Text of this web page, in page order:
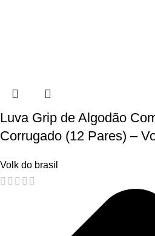
Luva Grip de Algodão
Corrugado (12 Pares) –
Volk do brasil